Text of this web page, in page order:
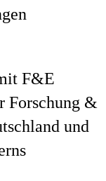
F&E
Forschung &
und